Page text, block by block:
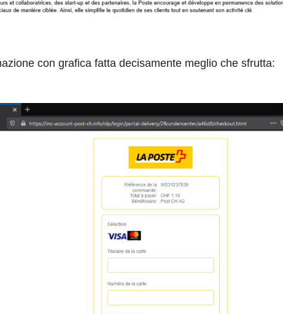
con grafica fatta decisamente meglio che sfrutta: